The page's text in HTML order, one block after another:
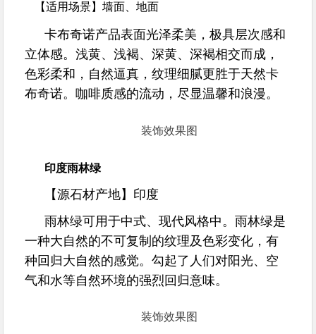
【适用场景】墙面、地面
卡布奇诺产品表面光泽柔美，极具层次感和
立体感。浅黄、浅褐、深黄、深褐相交而成，
色彩柔和，自然逼真，纹理细腻更胜于天然卡
布奇诺。咖啡质感的流动，尽显温馨和浪漫。
装饰效果图
印度雨林绿
【源石材产地】 印度
雨林绿可用于中式、现代风格中。雨林绿是
一种大自然的不可复制的纹理及色彩变化，有
种回归大自然的感觉。勾起了人们对阳光、空
气和水等自然环境的强烈回归意味。
装饰效果图